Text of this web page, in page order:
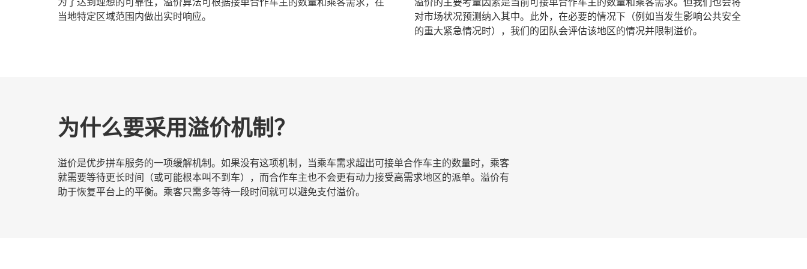
当地特定区域范围内做出实时响应。
对市场状况预测纳入其中。此外，在必要的情况下（例如当发生影响公共安全
的重大紧急情况时），我们的团队会评估该地区的情况并限制溢价。
为什么要采用溢价机制？
溢价是优步拼车服务的一项缓解机制。如果没有这项机制，当乘车需求超出可接单合作车主的数量时，乘客
就需要等待更长时间（或可能根本叫不到车），而合作车主也不会更有动力接受高需求地区的派单。溢价有
助于恢复平台上的平衡。乘客只需多等待一段时间就可以避免支付溢价。